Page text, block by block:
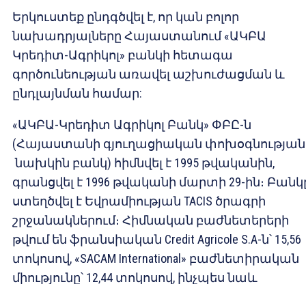
Երկուստեք ընդգծվել է, որ կան բոլոր
նախադրյալները Հայաստանում «ԱԿԲԱ
Կրեդիտ-Ագրիկոլ» բանկի հետագա
գործունեության առավել աշխուժացման և
ընդլայնման համար:
«ԱԿԲԱ-Կրեդիտ Ագրիկոլ Բանկ» ՓԲԸ-ն
(Հայաստանի գյուղացիական փոխօգնության
նախկին բանկ) հիմնվել է 1995 թվականին,
գրանցվել է 1996 թվականի մարտի 29-ին։
ստեղծվել է Եվրամիության TACIS ծրագրի
շրջանակներում։ Հիմնական բաժնետերերի
թվում են ֆրանսիական Credit Agricole S.A-ն՝ 15,56
տոկոսով, «SACAM International» բաժնետիրական
միությունը՝ 12,44 տոկոսով, ինչպես նաև